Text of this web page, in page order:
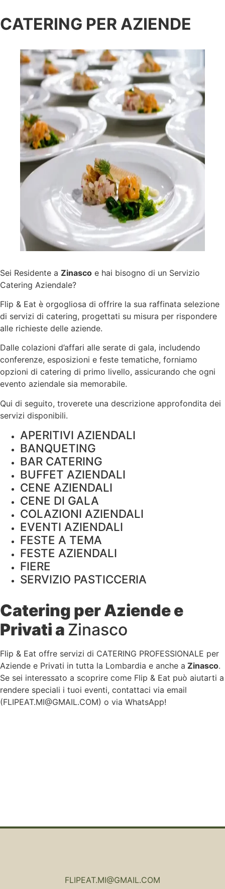
CATERING PER AZIENDE
Sei Residente a Zinasco e hai bisogno di un Servizio
Catering Aziendale?
Flip & Eat è orgogliosa di offrire la sua raffinata selezione
di servizi di catering, progettati su misura per rispondere
alle richieste delle aziende.
Dalle colazioni d’affari alle serate di gala, includendo
conferenze, esposizioni e feste tematiche, forniamo
opzioni di catering di primo livello, assicurando che ogni
evento aziendale sia memorabile.
Qui di seguito, troverete una descrizione approfondita dei
servizi disponibili.
APERITIVI AZIENDALI
BANQUETING
BAR CATERING
BUFFET AZIENDALI
CENE AZIENDALI
CENE DI GALA
COLAZIONI AZIENDALI
EVENTI AZIENDALI
FESTE A TEMA
FESTE AZIENDALI
FIERE
SERVIZIO PASTICCERIA
Catering per Aziende e
Privati a Zinasco
Flip & Eat offre servizi di CATERING PROFESSIONALE per
Aziende e Privati in tutta la Lombardia e anche a Zinasco.
Se sei interessato a scoprire come Flip & Eat può aiutarti a
rendere speciali i tuoi eventi, contattaci via email
(FLIPEAT.MI@GMAIL.COM) o via WhatsApp!
FLIPEAT.MI@GMAIL.COM